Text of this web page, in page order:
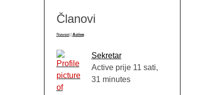
Članovi
Newest Active
Sekretar
Active prije 11 sati,
31 minutes